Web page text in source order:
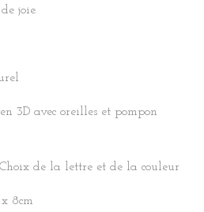
joie.
3D avec oreilles et pompon
de la lettre et de la couleur
8cm